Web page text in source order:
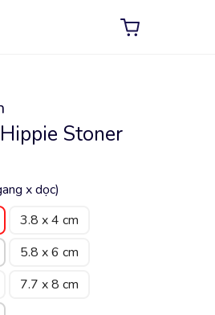
Stoner
x dọc)
3.8 x 4 cm
5.8 x 6 cm
7.7 x 8 cm